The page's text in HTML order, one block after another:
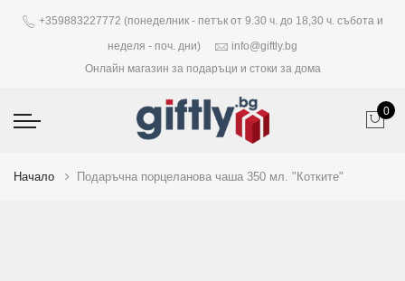
+359883227772 (понеделник - петък от 9.30 ч. до 18,30 ч. събота и
неделя - поч. дни)
info@giftly.bg
Онлайн магазин за подаръци и стоки за дома
0
Начало Подаръчна порцеланова чаша 350 мл. "Котките"